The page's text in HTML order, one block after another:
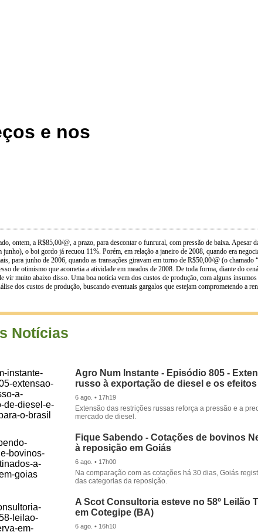
e nos
ontem, a R$85,00/@, a prazo, para descontar o funrural, com pressão de baixa.
o boi gordo já recuou 11%. Porém, em relação a janeiro de 2008, quando era
para junho de 2006, quando as transações giravam em torno de R$50,00/@ (o
de otimismo que acometia a atividade em meados de 2008. De toda forma, diante do
vir muito abaixo disso. Uma boa notícia vem dos custos de produção, com alguns
dos custos de produção, buscando eventuais gargalos que estejam comprometendo a
Notícias
Agro Num Instante - Episódio 805 -
russo à exportação de diesel e os efeitos
6 ago. • 17h19
Extensão das restrições russas reforça a pressão e a
mercado de diesel.
Fique Sabendo - Cotações de bovinos
à reposição em Goiás
6 ago. • 17h00
Na comparação com as cotações há 30 dias, Goiás
das categorias da reposição.
A Scot Consultoria esteve no 58º Leilão
em Cotegipe (BA)
6 ago. • 16h10